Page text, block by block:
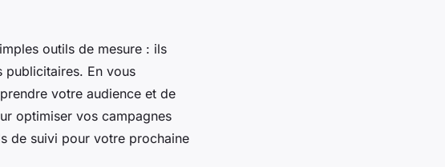
outils de mesure : ils
publicitaires. En vous
votre audience et de
optimiser vos campagnes
de suivi pour votre prochaine